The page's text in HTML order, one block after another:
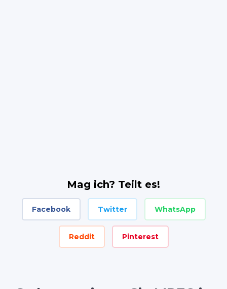
Mag ich? Teilt es!
Facebook Twitter WhatsApp
Reddit Pinterest